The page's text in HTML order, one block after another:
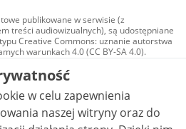
publikowane w serwisie (z
treści audiowizualnych), są udostępniane
Creative Commons: uznanie autorstwa
warunkach 4.0 (CC BY-SA 4.0).
w tym zdjęcia, materiały
są udostępniane na licencji typu
uznanie autorstwa użycie
- bez utworów zależnych 4.0 (CC BY-
o ile nie jest to stwierdzone inaczej.
w celu zapewnienia
naszej witryny oraz do